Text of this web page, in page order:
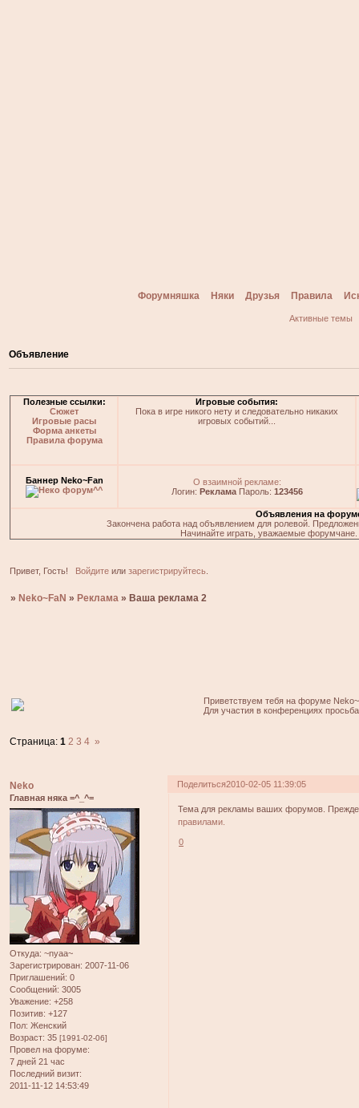
Форумняшка Няки Друзья Правила
Активные темы
Объявление
Полезные ссылки:
Сюжет
Игровые расы
Форма анкеты
Правила форума
Игровые события:
Пока в игре никого нету и следовательно никаких
игровых событий...
Баннер Neko~Fan
О взаимной рекламе:
Логин: РекламаПароль: 123456
Объявления на
Закончена работа над объявлением для ролевой.
Начинайте играть, уважаемые
Привет, Гость! Войдитеили зарегистрируйтесь.
» Neko~FaN » Реклама » Ваша реклама 2
Приветствуем тебя на форуме
Для участия в конференциях
Страница:1 2 3 4 »
Поделиться2010-02-05 11:39:05
Neko
Главная няка =^_^=
Откуда: ~nyaa~
Зарегистрирован: 2007-11-06
Приглашений: 0
Сообщений: 3005
Уважение: +258
Позитив: +127
Пол: Женский
Возраст: 35 [1991-02-06]
Провел на форуме:
7 дней 21 час
Последний визит:
2011-11-12 14:53:49
Тема для рекламы ваших форумов.
правилами.
0